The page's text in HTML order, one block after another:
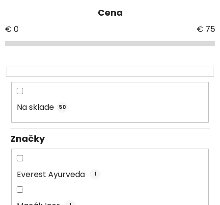
i
e
r
o
o
Cena
€ 0 € 75
Na sklade 50
Značky
Everest Ayurveda 1